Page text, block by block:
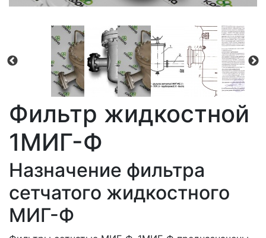
Фильтр жидкостной
1МИГ-Ф
Назначение фильтра
сетчатого жидкостного
МИГ-Ф